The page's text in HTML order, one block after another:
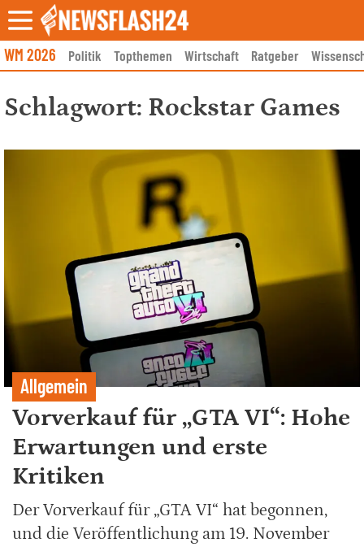
Skip
to
content
WM 2026 Politik Topthemen Wirtschaft Ratgeber
Schlagwort: Rockstar Games
Allgemein
Vorverkauf für „GTA VI“: Hohe
Erwartungen und erste
Kritiken
Der Vorverkauf für „GTA VI“ hat begonnen,
und die Veröffentlichung am 19. November